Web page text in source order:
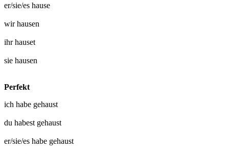
er/sie/es hause
wirhausen
ihrhauset
sie hausen
Perfekt
ich habe gehaust
du habest gehaust
er/sie/es habe gehaust